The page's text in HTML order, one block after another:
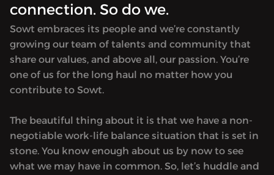
connection. So do we.
Sowt embraces its people and we’re constantly
growing our team of talents and community that
share our values, and above all, our passion. You’re
one of us for the long haul no matter how you
contribute to Sowt.
The beautiful thing about it is that we have a non-
negotiable work-life balance situation that is set in
stone. You know enough about us by now to see
what we may have in common. So, let’s huddle and